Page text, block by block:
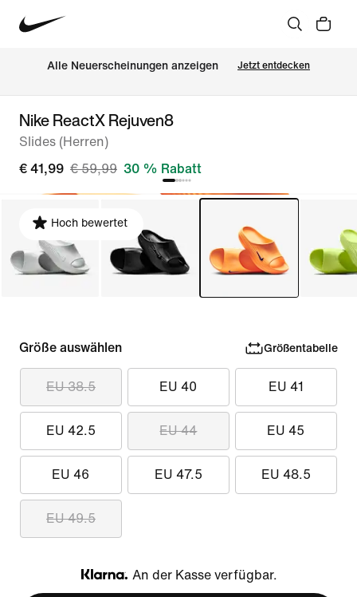
Alle Neuerscheinungen anzeigen Jetzt entdecken
Nike ReactX Rejuven8
Slides (Herren)
€ 41,99 € 59,99 30 % Rabatt
Hoch bewertet
Größe auswählen Größentabelle
EU 38.5 EU 40 EU 41
EU 42.5 EU 44 EU 45
EU 46 EU 47.5 EU 48.5
EU 49.5
Klarna
An der Kasse verfügbar.